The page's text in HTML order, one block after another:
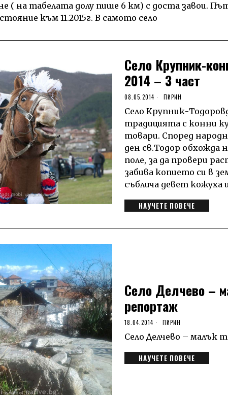
( на табелата долу пише 6 км) с доста завои.
към 11.2015г. В самото село
Село Крупник-
2014 – 3 част
08.05.2014 ПИРИН
Село Крупник-
традицията с конни
товари. Според
ден св.Тодор обхожда
поле, за да провери
забива копието си в
съблича девет кожуха
НАУЧЕТЕ ПОВЕЧЕ
Село Делчево –
репортаж
18.04.2014 ПИРИН
Село Делчево – малък
НАУЧЕТЕ ПОВЕЧЕ